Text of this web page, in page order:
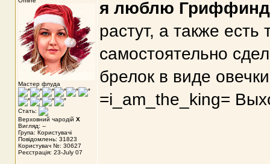
Мастер флуда
Стать:
Верховний чародій X
Вигляд: --
Група: Користувачі
Повідомлень: 31823
Користувач №: 30627
Реєстрація: 23-July 07
я люблю
растут, а также
самостоятельно
брелок в виде
=i_am_the_king=